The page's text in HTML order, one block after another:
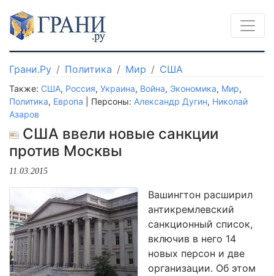
Грани.Ру Политика Мир США
Также: США, Россия, Украина, Война, Экономика, Мир,
Политика, Европа | Персоны: Александр Дугин, Николай
Азаров
США ввели новые санкции
против Москвы
11.03.2015
Вашингтон расширил
антикремлевский
санкционный список,
включив в него 14
новых персон и две
организации. Об этом